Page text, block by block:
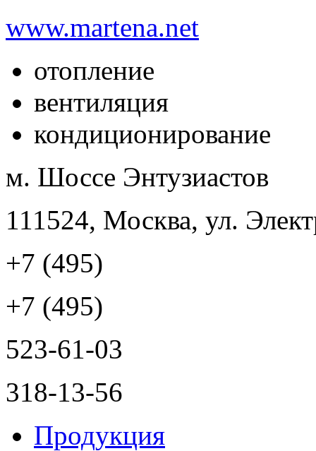
www.martena.net
отопление
вентиляция
кондиционирование
м. Шоссе Энтузиастов
111524, Москва, ул.
+7 (495)
+7 (495)
523-61-03
318-13-56
Продукция